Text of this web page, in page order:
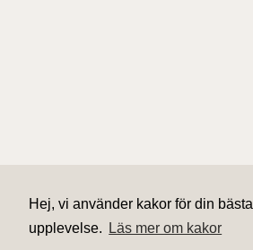
Hej, vi använder kakor för din bästa
upplevelse.
Läs mer om kakor